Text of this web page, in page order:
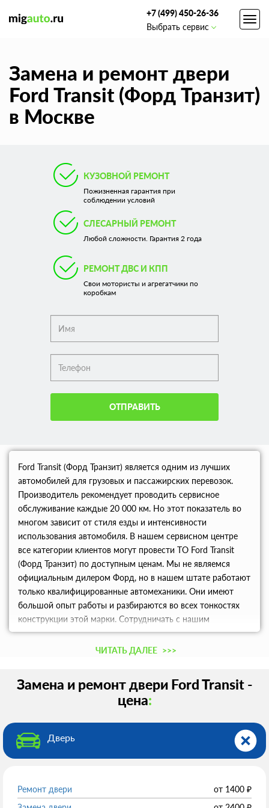
+7 (499) 450-26-36
Выбрать сервис
Замена и ремонт двери
Ford Transit (Форд Транзит)
в Москве
КУЗОВНОЙ РЕМОНТ
Пожизненная гарантия при
соблюдении условий
СЛЕСАРНЫЙ РЕМОНТ
Любой сложности. Гарантия 2 года
РЕМОНТ ДВС И КПП
Свои мотористы и агрегатчики по
коробкам
ОТПРАВИТЬ
Ford Transit (Форд Транзит) является одним из лучших
автомобилей для грузовых и пассажирских перевозок.
Производитель рекомендует проводить сервисное
обслуживание каждые 20 000 км. Но этот показатель во
многом зависит от стиля езды и интенсивности
использования автомобиля. В нашем сервисном центре
все категории клиентов могут провести ТО Ford Transit
(Форд Транзит) по доступным ценам. Мы не являемся
официальным дилером Форд, но в нашем штате работают
только квалифицированные автомеханики. Они имеют
большой опыт работы и разбираются во всех тонкостях
конструкции этой марки. Сотрудничать с нашим
сервисным центром выгодно по целому ряду причин: Мы
располагаем большим складом запчастей, что позволяет
даем гарантию качества сроком до 730 дней; Опытные
автомеханики выполняют любые кузовные работы,
Оригинальные двери для Ford Transit (Форд Транзит) Все
детали мы получаем напрямую с завода-производителя,
счет этого наши цены будут дешевле среднерыночных на
10-20%. На обширном складе всегда будут по наличию
ЧИТАТЬ ДАЛЕЕ >>>
Замена и ремонт двери Ford Transit -
цена:
Дверь
Ремонт двери от 1400 ₽